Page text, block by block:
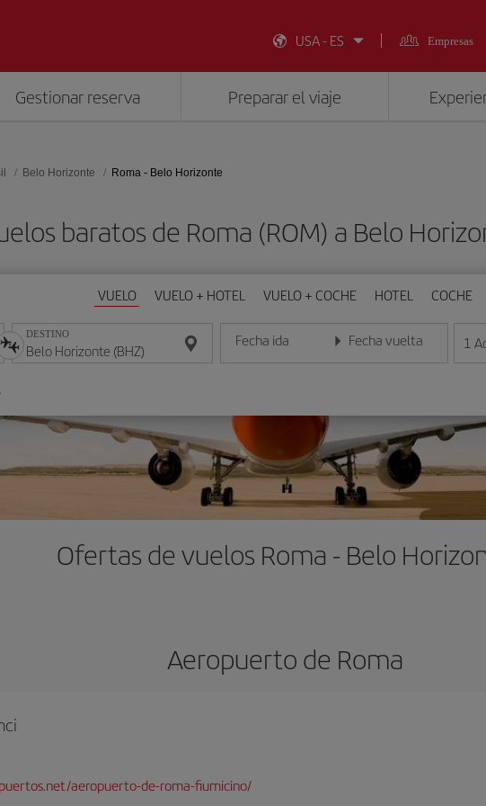
USA - ES
Empresas
Gestionar reserva Preparar el viaje
Belo Horizonte Roma - Belo Horizonte
baratos de Roma (ROM) a Belo
VUELO VUELO + HOTEL VUELO + COCHE HOTEL COCHE
DESTINO Fecha ida
Introduce la fecha en formato día/mes/año
Fecha vuelta
Introduce la fecha en 1
Ofertas de vuelos Roma - Belo
Aeropuerto de Roma
aeropuerto-de-roma-fiumicino/